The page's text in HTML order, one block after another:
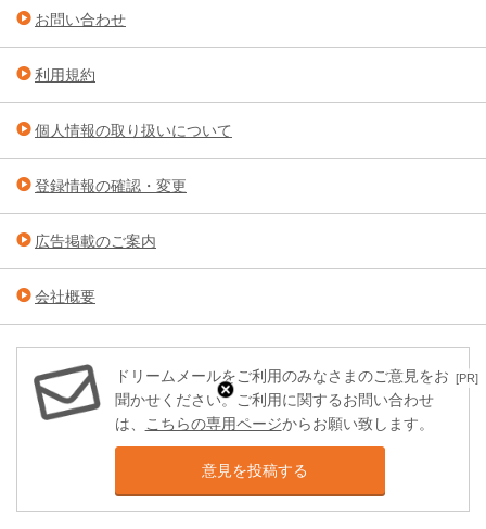
[PR]
お問い合わせ
利用規約
個人情報の取り扱いについて
登録情報の確認・変更
広告掲載のご案内
会社概要
ドリームメールをご利用のみなさまのご意見をお
聞かせください。ご利用に関するお問い合わせ
は、
こちらの専用ページからお願い致します。
意見を投稿する